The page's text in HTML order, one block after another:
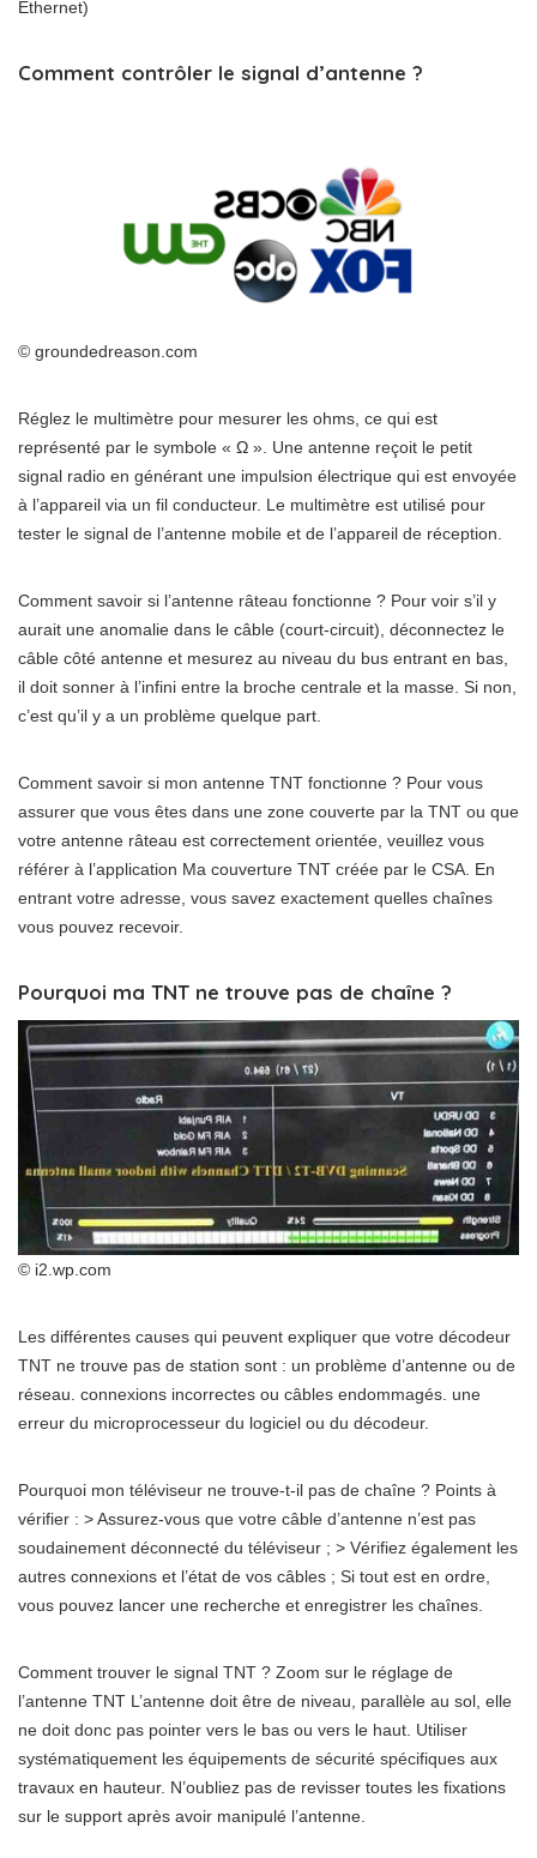
Ethernet)
Comment contrôler le signal d’antenne ?
© groundedreason.com
Réglez le multimètre pour mesurer les ohms, ce qui est
représenté par le symbole « Ω ». Une antenne reçoit le petit
signal radio en générant une impulsion électrique qui est envoyée
à l’appareil via un fil conducteur. Le multimètre est utilisé pour
tester le signal de l’antenne mobile et de l’appareil de réception.
Comment savoir si l’antenne râteau fonctionne ? Pour voir s’il y
aurait une anomalie dans le câble (court-circuit), déconnectez le
câble côté antenne et mesurez au niveau du bus entrant en bas,
il doit sonner à l’infini entre la broche centrale et la masse. Si non,
c’est qu’il y a un problème quelque part.
Comment savoir si mon antenne TNT fonctionne ? Pour vous
assurer que vous êtes dans une zone couverte par la TNT ou que
votre antenne râteau est correctement orientée, veuillez vous
référer à l’application Ma couverture TNT créée par le CSA. En
entrant votre adresse, vous savez exactement quelles chaînes
vous pouvez recevoir.
Pourquoi ma TNT ne trouve pas de chaîne ?
© i2.wp.com
Les différentes causes qui peuvent expliquer que votre décodeur
TNT ne trouve pas de station sont : un problème d’antenne ou de
réseau. connexions incorrectes ou câbles endommagés. une
erreur du microprocesseur du logiciel ou du décodeur.
Pourquoi mon téléviseur ne trouve-t-il pas de chaîne ? Points à
vérifier : > Assurez-vous que votre câble d’antenne n’est pas
soudainement déconnecté du téléviseur ; > Vérifiez également les
autres connexions et l’état de vos câbles ; Si tout est en ordre,
vous pouvez lancer une recherche et enregistrer les chaînes.
Comment trouver le signal TNT ? Zoom sur le réglage de
l’antenne TNT L’antenne doit être de niveau, parallèle au sol, elle
ne doit donc pas pointer vers le bas ou vers le haut. Utiliser
systématiquement les équipements de sécurité spécifiques aux
travaux en hauteur. N’oubliez pas de revisser toutes les fixations
sur le support après avoir manipulé l’antenne.